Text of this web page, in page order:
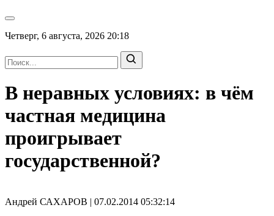
Четверг, 6 августа, 2026 20:18
В неравных условиях: в чём
частная медицина
проигрывает
государственной?
Андрей САХАРОВ | 07.02.2014 05:32:14